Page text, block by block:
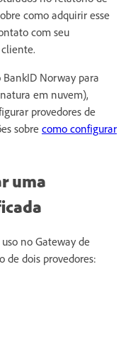
como adquirir esse
com seu
Norway para
em nuvem),
provedores de
sobre como configurar
uma
no Gateway de
de dois provedores: